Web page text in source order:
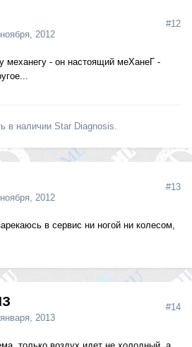
2012
#12
механегу - он настоящий меХанеГ -
в наличии Star Diagnosis.
2012
#13
в сервис ни ногой ни колесом,
2013
#14